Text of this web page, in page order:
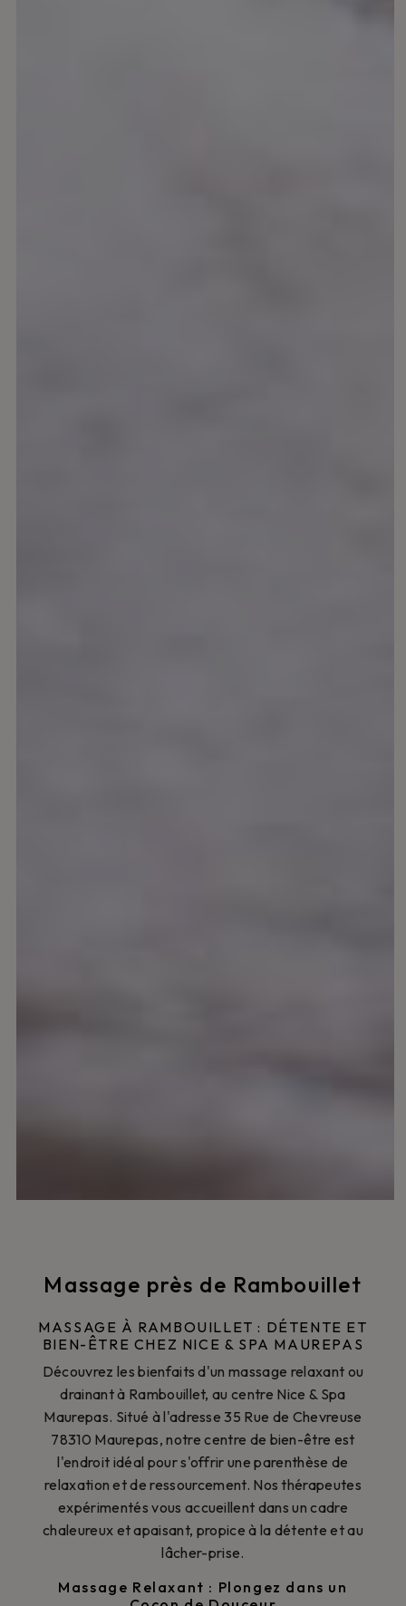
Massage près de Rambouillet
MASSAGE À RAMBOUILLET : DÉTENTE ET
BIEN-ÊTRE CHEZ NICE & SPA MAUREPAS
Découvrez les bienfaits d'un massage relaxant ou
drainant à Rambouillet, au centre Nice & Spa
Maurepas. Situé à l'adresse 35 Rue de Chevreuse
78310 Maurepas, notre centre de bien-être est
l'endroit idéal pour s'offrir une parenthèse de
relaxation et de ressourcement. Nos thérapeutes
expérimentés vous accueillent dans un cadre
chaleureux et apaisant, propice à la détente et au
lâcher-prise.
Massage Relaxant : Plongez dans un